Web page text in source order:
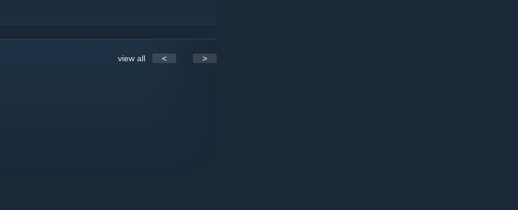
，简称DTWT）创立于2018年，是由斗鱼直播平
一届，总奖金平均达一千美金。赛事包含了三国全面战
军2全面战争等热门全面战争系列游戏，不仅囊括了斗鱼
户传递斗鱼直播平台优质的电竞氛围与电竞环境，并最终
赛】成功举办以来，在斗鱼直播平台的大力支持下，中国
view all < >